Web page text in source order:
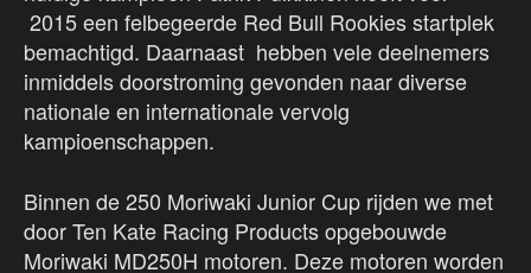
2015 een felbegeerde Red Bull Rookies startplek
bemachtigd. Daarnaast hebben vele deelnemers
inmiddels doorstroming gevonden naar diverse
nationale en internationale vervolg
kampioenschappen.
Binnen de 250 Moriwaki Junior Cup rijden we met
door Ten Kate Racing Products opgebouwde
Moriwaki MD250H motoren. Deze motoren worden